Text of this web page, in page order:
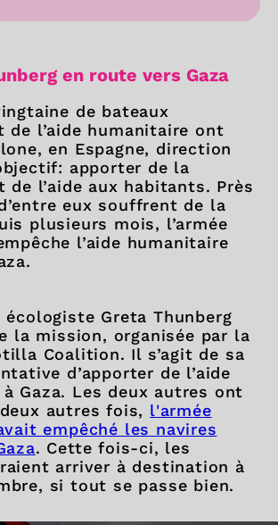
en route vers Gaza
de bateaux
de l’aide humanitaire ont
en Espagne, direction
apporter de la
de l’aide aux habitants. Près
eux souffrent de la
plusieurs mois, l’armée
l’aide humanitaire
Greta Thunberg
la mission, organisée par la
Coalition. Il s’agit de sa
d’apporter de l’aide
Gaza. Les deux autres ont
autres fois, l'armée
empêché les navires
. Cette fois-ci, les
arriver à destination à
si tout se passe bien.